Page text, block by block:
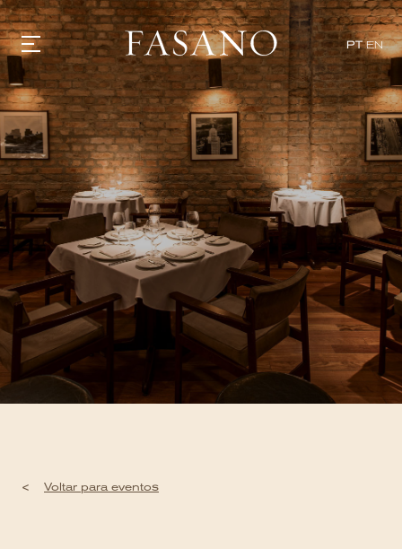
PT EN
GASTRONOMIA
HOTÉIS
EXPERIÊNCIAS
EVENTOS
VILLAS
SHOP | SELEZIONE
DESCUBRA
WHAT'S COOKING
CORRIERE
HISTÓRIA
SUSTENTABILIDADE
CONTATO
< Voltar para eventos
x